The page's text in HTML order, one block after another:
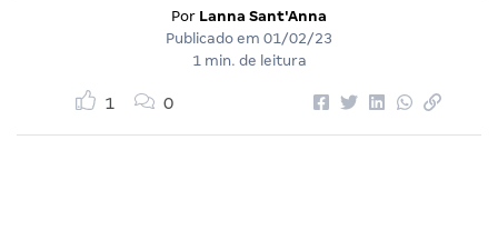
Por Lanna Sant'Anna
Publicado em 01/02/23
1 min. de leitura
1 0